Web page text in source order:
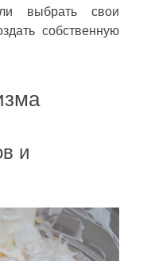
выбрать свои
собственную
и